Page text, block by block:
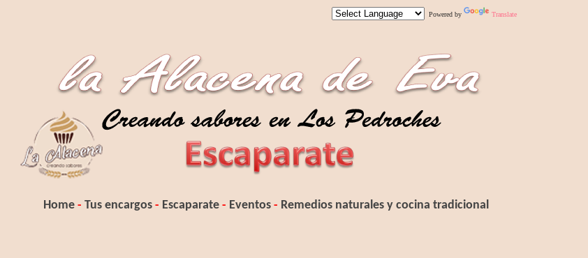
Powered by Translate
Home - Tus encargos - Escaparate - Eventos - Remedios naturales y cocina tradicional